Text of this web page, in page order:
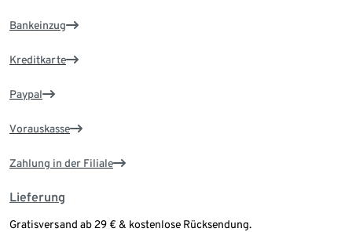
Bankeinzug
Kreditkarte
Paypal
Vorauskasse
Zahlung in der Filiale
Lieferung
Gratisversand ab 29 € & kostenlose Rücksendung.